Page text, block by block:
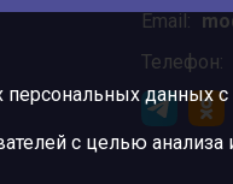
Email:
Телефон:
с целью анализа